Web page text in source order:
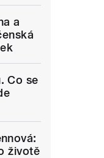
a
Co se
životě